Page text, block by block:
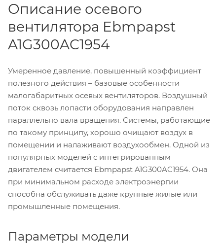
Описание осевого
вентилятора Ebmpapst
A1G300AC1954
Умеренное давление, повышенный коэффициент
полезного действия – базовые особенности
малогабаритных осевых вентиляторов. Воздушный
поток сквозь лопасти оборудования направлен
параллельно вала вращения. Системы, работающие
по такому принципу, хорошо очищают воздух в
помещении и налаживают воздухообмен. Одной из
популярных моделей с интегрированным
двигателем считается Ebmpapst A1G300AC1954. Она
при минимальном расходе электроэнергии
способна обслуживать даже крупные жилые или
промышленные помещения.
Параметры модели